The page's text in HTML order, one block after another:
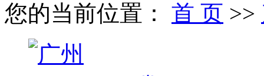
您的当前位置： 首 页 >>